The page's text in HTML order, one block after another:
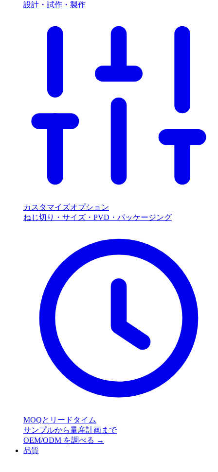
設計・試作・製作
カスタマイズオプション
ねじ切り・サイズ・PVD・パッケージング
MOQとリードタイム
サンプルから量産計画まで
OEM/ODM を調べる →
品質